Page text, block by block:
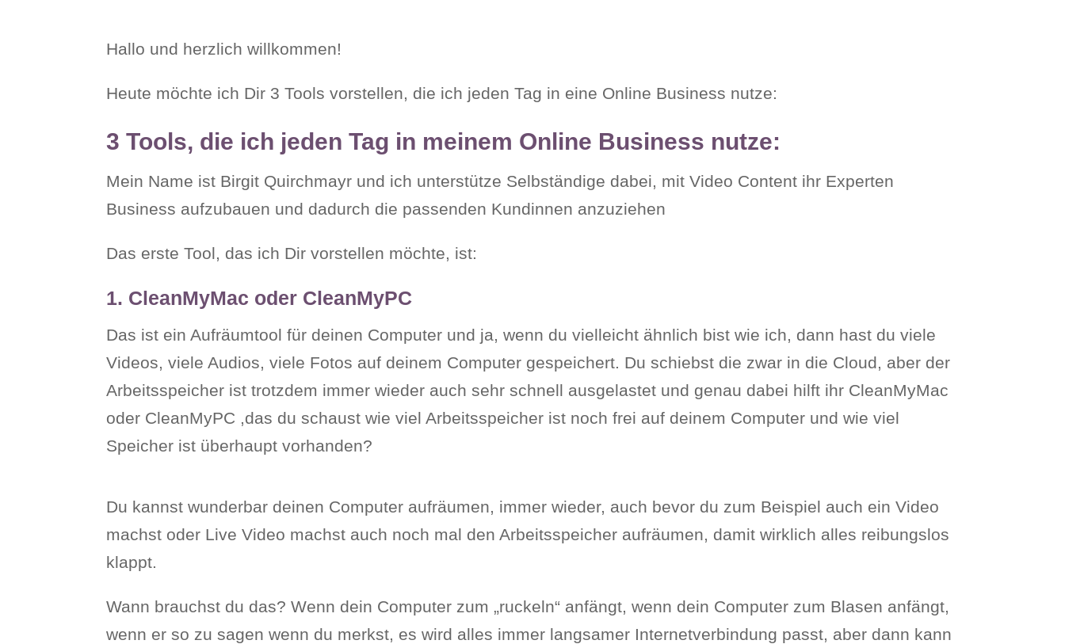
Hallo und herzlich willkommen!
Heute möchte ich Dir 3 Tools vorstellen, die ich jeden Tag in eine Online Business nutze:
3 Tools, die ich jeden Tag in meinem Online Business nutze:
Mein Name ist Birgit Quirchmayr und ich unterstütze Selbständige dabei, mit Video Content ihr Experten
Business aufzubauen und dadurch die passenden Kundinnen anzuziehen
Das erste Tool, das ich Dir vorstellen möchte, ist:
1. CleanMyMac oder CleanMyPC
Das ist ein Aufräumtool für deinen Computer und ja, wenn du vielleicht ähnlich bist wie ich, dann hast du viele
Videos, viele Audios, viele Fotos auf deinem Computer gespeichert. Du schiebst die zwar in die Cloud, aber der
Arbeitsspeicher ist trotzdem immer wieder auch sehr schnell ausgelastet und genau dabei hilft ihr CleanMyMac
oder CleanMyPC ,das du schaust wie viel Arbeitsspeicher ist noch frei auf deinem Computer und wie viel
Speicher ist überhaupt vorhanden?
Du kannst wunderbar deinen Computer aufräumen, immer wieder, auch bevor du zum Beispiel auch ein Video
machst oder Live Video machst auch noch mal den Arbeitsspeicher aufräumen, damit wirklich alles reibungslos
klappt.
Wann brauchst du das? Wenn dein Computer zum „ruckeln“ anfängt, wenn dein Computer zum Blasen anfängt,
wenn er so zu sagen wenn du merkst, es wird alles immer langsamer Internetverbindung passt, aber dann kann